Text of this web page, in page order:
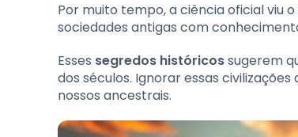
Por muito tempo, a ciência oficial viu
sociedades antigas com
Esses segredos históricossugerem
dos séculos. Ignorar essas
nossos ancestrais.